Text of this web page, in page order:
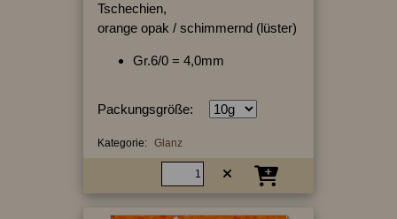
Tschechien,
orange opak / schimmernd (lüster)
Gr.6/0 = 4,0mm
Packungsgröße:
Kategorie: Glanz